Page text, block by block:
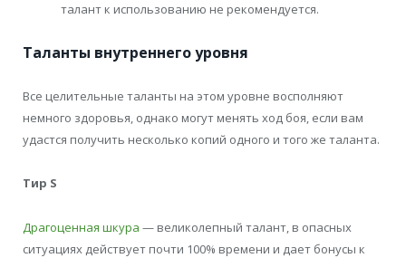
талант к использованию не рекомендуется.
Таланты внутреннего уровня
Все целительные таланты на этом уровне восполняют
немного здоровья, однако могут менять ход боя, если вам
удастся получить несколько копий одного и того же таланта.
Тир S
Драгоценная шкура — великолепный талант, в опасных
ситуациях действует почти 100% времени и дает бонусы к